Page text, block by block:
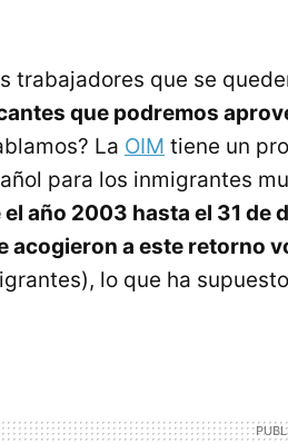
trabajadores que se
que podremos
La OIM tiene un
para los inmigrantes
el año 2003 hasta el 31 de
acogieron a este retorno
lo que ha